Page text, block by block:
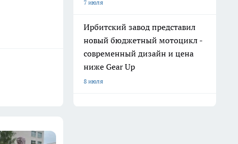
7 июля
Ирбитский завод представил
новый бюджетный мотоцикл -
современный дизайн и цена
ниже Gear Up
8 июля